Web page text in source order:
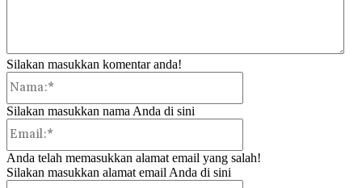
Silakan masukkan komentar anda!
Silakan masukkan nama Anda di sini
Anda telah memasukkan alamat email yang salah!
Silakan masukkan alamat email Anda di sini